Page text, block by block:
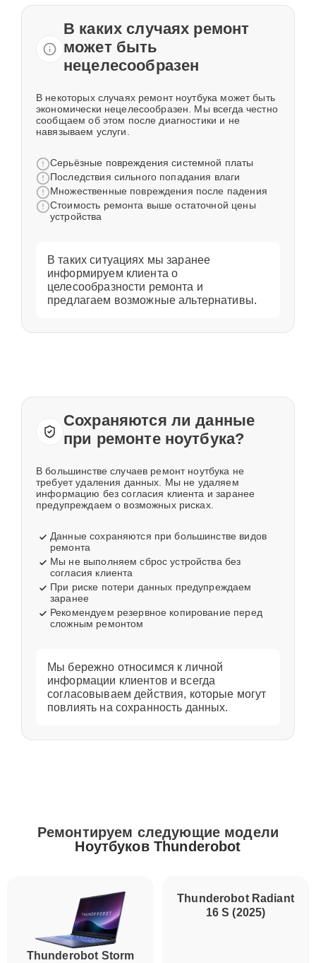
В каких случаях ремонт
может быть
нецелесообразен
В некоторых случаях ремонт ноутбука может быть
экономически нецелесообразен. Мы всегда честно
сообщаем об этом после диагностики и не
навязываем услуги.
Серьёзные повреждения системной платы
Последствия сильного попадания влаги
Множественные повреждения после падения
Стоимость ремонта выше остаточной цены
устройства
В таких ситуациях мы заранее
информируем клиента о
целесообразности ремонта и
предлагаем возможные альтернативы.
Сохраняются ли данные
при ремонте ноутбука?
В большинстве случаев ремонт ноутбука не
требует удаления данных. Мы не удаляем
информацию без согласия клиента и заранее
предупреждаем о возможных рисках.
Данные сохраняются при большинстве видов
ремонта
Мы не выполняем сброс устройства без
согласия клиента
При риске потери данных предупреждаем
заранее
Рекомендуем резервное копирование перед
сложным ремонтом
Мы бережно относимся к личной
информации клиентов и всегда
согласовываем действия, которые могут
повлиять на сохранность данных.
Ремонтируем следующие модели
Ноутбуков Thunderobot
Thunderobot Storm